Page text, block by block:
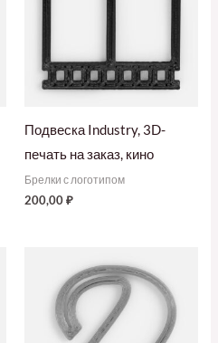
Подвеска Industry, 3D-
печать на заказ, кино
Брелки с логотипом
200,00₽